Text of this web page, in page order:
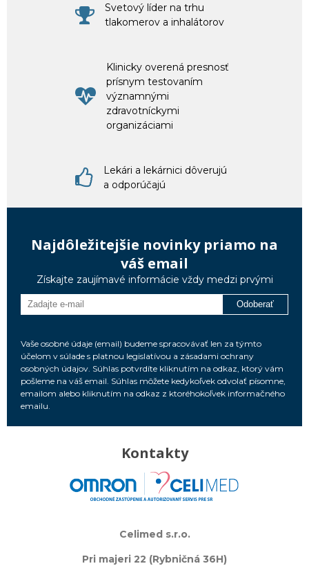
Svetový líder na trhu
tlakomerov a inhalátorov
Klinicky overená presnosť
prísnym testovaním
významnými
zdravotníckymi
organizáciami
Lekári a lekárnici dôverujú
a odporúčajú
Najdôležitejšie novinky priamo na
váš email
Získajte zaujímavé informácie vždy medzi prvými
Odoberať
Vaše osobné údaje (email) budeme spracovávať len za týmto
účelom v súlade s platnou legislatívou a zásadami ochrany
osobných údajov. Súhlas potvrdíte kliknutím na odkaz, ktorý vám
pošleme na váš email. Súhlas môžete kedykoľvek odvolať písomne,
emailom alebo kliknutím na odkaz z ktoréhokoľvek informačného
emailu.
Kontakty
Celimed s.r.o.
Pri majeri 22 (Rybničná 36H)